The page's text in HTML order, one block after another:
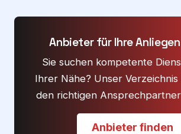
Anbieter für Ihre
Sie suchen kompetente
Ihrer Nähe? Unser
den richtigen
Anbieter finden